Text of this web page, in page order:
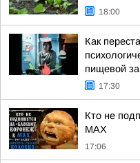
18:00
Как
пищевой
17:30
Кто не
МАХ
17:06